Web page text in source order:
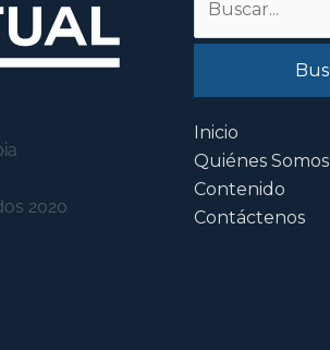
2020
por:
Inicio
Quiénes Somos
Contenido
Contáctenos